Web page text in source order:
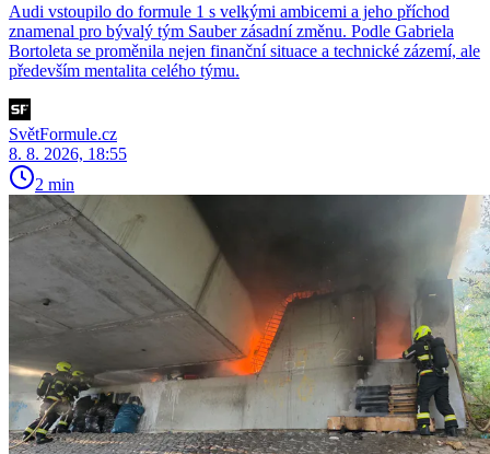
Audi vstoupilo do formule 1 s velkými ambicemi a jeho příchod
znamenal pro bývalý tým Sauber zásadní změnu. Podle Gabriela
Bortoleta se proměnila nejen finanční situace a technické zázemí, ale
především mentalita celého týmu.
SvětFormule.cz
8. 8. 2026, 18:55
2 min